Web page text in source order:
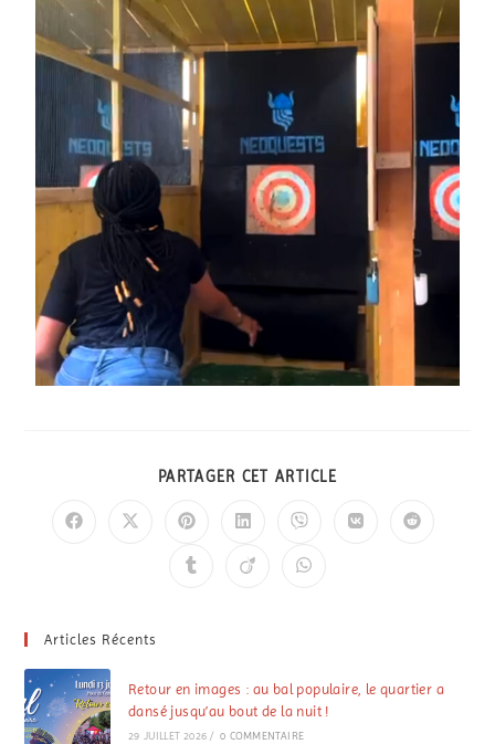
PARTAGER CET ARTICLE
Articles Récents
Retour en images : au bal populaire, le quartier a
dansé jusqu’au bout de la nuit !
29 JUILLET 2026 / 0 COMMENTAIRE